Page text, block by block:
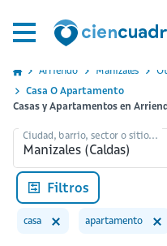
Arriendo Manizales
Casa O Apartamento
Casas y Apartamentos en
Ciudad, barrio, sector o sitio...
Filtros
casa apartamento